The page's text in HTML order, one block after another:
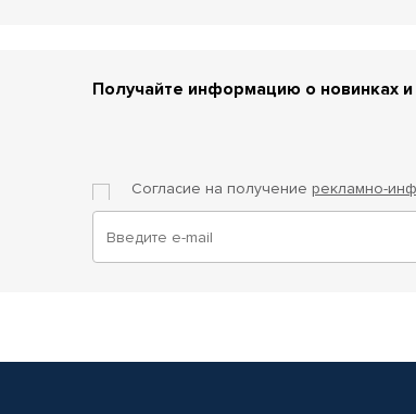
Получайте информацию о новинках
Согласие на получение рекламно-